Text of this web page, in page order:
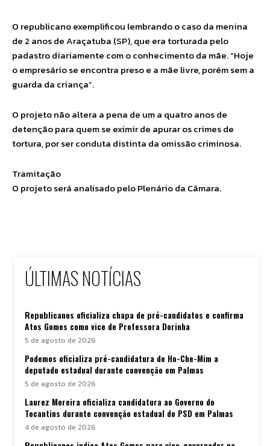
O republicano exemplificou lembrando o caso da menina
de 2 anos de Araçatuba (SP), que era torturada pelo
padastro diariamente com o conhecimento da mãe. “Hoje
o empresário se encontra preso e a mãe livre, porém sem a
guarda da criança”.
O projeto não altera a pena de um a quatro anos de
detenção para quem se eximir de apurar os crimes de
tortura, por ser conduta distinta da omissão criminosa.
Tramitação
O projeto será analisado pelo Plenário da Câmara.
ÚLTIMAS NOTÍCIAS
Republicanos oficializa chapa de pré-candidatos e confirma
Atos Gomes como vice de Professora Dorinha
5 de agosto de 2026
Podemos oficializa pré-candidatura de Ho-Che-Mim a
deputado estadual durante convenção em Palmas
5 de agosto de 2026
Laurez Moreira oficializa candidatura ao Governo do
Tocantins durante convenção estadual do PSD em Palmas
4 de agosto de 2026